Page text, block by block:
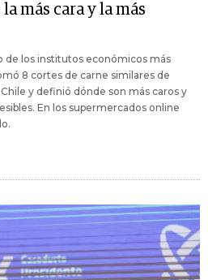
más cara y la más
de los institutos económicos más
8 cortes de carne similares de
y definió dónde son más caros y
En los supermercados online